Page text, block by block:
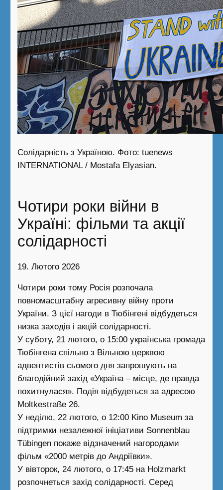
Солідарність з Україною. Фото: tuenews
INTERNATIONAL / Mostafa Elyasian.
Чотири роки війни в
Україні: фільми та акції
солідарності
19. Лютого 2026
Чотири роки тому Росія розпочала
повномасштабну агресивну війну проти
України. З цієї нагоди в Тюбінгені відбудеться
низка заходів і акцій солідарності.
У суботу, 21 лютого, о 15:00 українська громада
Тюбінгена спільно з Вільною церквою
адвентистів сьомого дня запрошують на
благодійний захід «Україна – місце, де правда
похитнулася». Подія відбудеться за адресою
Moltkestraße 26.
У неділю, 22 лютого, о 12:00 Kino Museum за
підтримки незалежної ініціативи Sonnenblau
Tübingen покаже відзначений нагородами
фільм «2000 метрів до Андріївки».
У вівторок, 24 лютого, о 17:45 на Holzmarkt
розпочнеться захід солідарності. Серед